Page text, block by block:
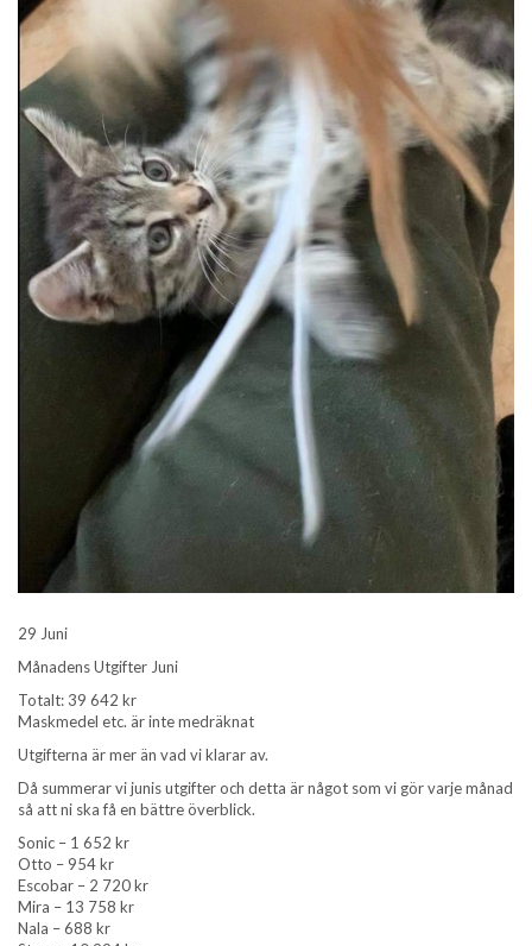
29 Juni
Månadens Utgifter Juni
Totalt: 39 642 kr
Maskmedel etc. är inte medräknat
Utgifterna är mer än vad vi klarar av.
Då summerar vi junis utgifter och detta är något som vi gör varje månad
så att ni ska få en bättre överblick.
Sonic – 1 652 kr
Otto – 954 kr
Escobar – 2 720 kr
Mira – 13 758 kr
Nala – 688 kr